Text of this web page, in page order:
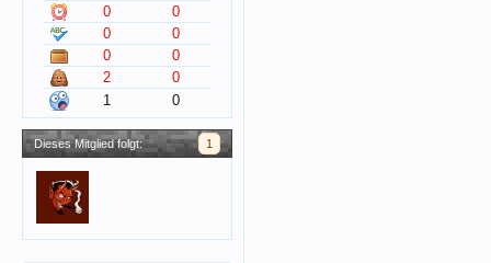
0
0
0
0
0
0
2
0
1
0
Dieses Mitglied folgt: 1